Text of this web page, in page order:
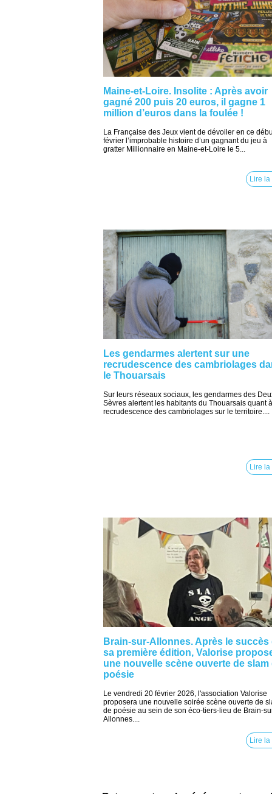
Maine-et-Loire. Insolite : Après avoir
gagné 200 puis 20 euros, il gagne 1
million d’euros dans la foulée !
La Française des Jeux vient de dévoiler en ce
février l’improbable histoire d’un gagnant du jeu à
gratter Millionnaire en Maine-et-Loire le 5...
Lire la
Les gendarmes alertent sur une
recrudescence des cambriolages
le Thouarsais
Sur leurs réseaux sociaux, les gendarmes des
Sèvres alertent les habitants du Thouarsais quant
recrudescence des cambriolages sur le territoire....
Lire la
Brain-sur-Allonnes. Après le succès
sa première édition, Valorise
une nouvelle scène ouverte de slam
poésie
Le vendredi 20 février 2026, l'association Valorise
proposera une nouvelle soirée scène ouverte de
de poésie au sein de son éco-tiers-lieu de Brain-
Allonnes....
Lire la